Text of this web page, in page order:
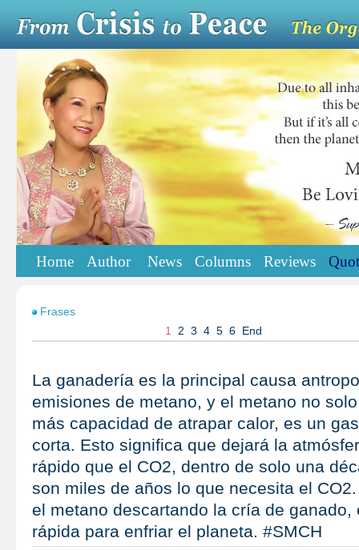
Home Author News Columns Reviews
Frases
1
2 3 4 5 6 End
La ganadería es la principal causa
emisiones de metano, y el metano no
más capacidad de atrapar calor, es un
corta. Esto significa que dejará la
rápido que el CO2, dentro de solo una
son miles de años lo que necesita el
el metano descartando la cría de ganado,
rápida para enfriar el planeta. #SMCH